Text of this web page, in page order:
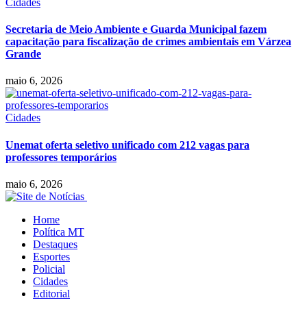
Secretaria de Meio Ambiente e Guarda Municipal fazem
capacitação para fiscalização de crimes ambientais em Várzea
Grande
maio 6, 2026
Cidades
Unemat oferta seletivo unificado com 212 vagas para
professores temporários
maio 6, 2026
Home
Política MT
Destaques
Esportes
Policial
Cidades
Editorial